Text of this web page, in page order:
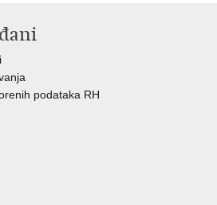
podataka RH